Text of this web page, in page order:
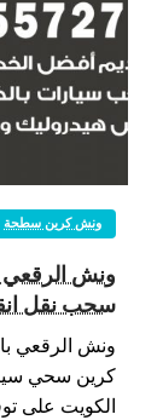
ونش كرين سطحة
سحب نقل
ونش الرقعي
كرين سحي
الكويت على